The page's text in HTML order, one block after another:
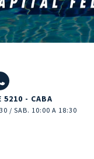
5210 - CABA
/ SAB. 10:00 A 18:30